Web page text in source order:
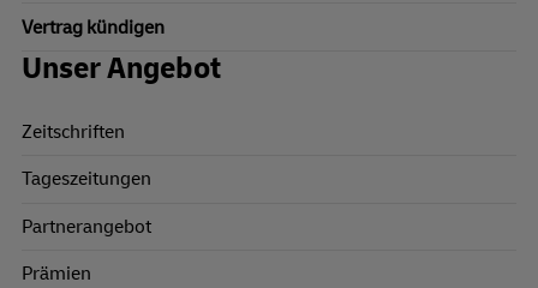
Vertrag kündigen
Unser Angebot
Zeitschriften
Tageszeitungen
Partnerangebot
Prämien